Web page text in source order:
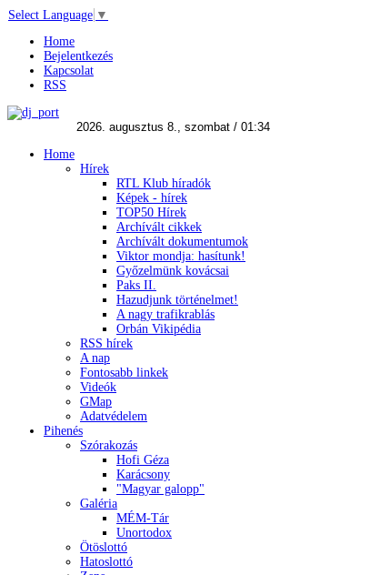
Select Language ▼
Home
Bejelentkezés
Kapcsolat
RSS
Home
Hírek
RTL Klub híradók
Képek - hírek
TOP50 Hírek
Archívált cikkek
Archívált dokumentumok
Viktor mondja: hasítunk!
Győzelmünk kovácsai
Paks II.
Hazudjunk történelmet!
A nagy trafikrablás
Orbán Vikipédia
RSS hírek
A nap
Fontosabb linkek
Videók
GMap
Adatvédelem
Pihenés
Szórakozás
Hofi Géza
Karácsony
"Magyar galopp"
Galéria
MÉM-Tár
Unortodox
Ötöslottó
Hatoslottó